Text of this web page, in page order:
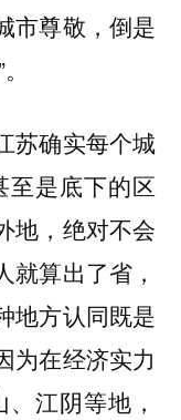
市尊敬，倒是
苏确实每个城
至是底下的区
地，绝对不会
算出了省，
地方认同既是
为在经济实力
江阴等地，